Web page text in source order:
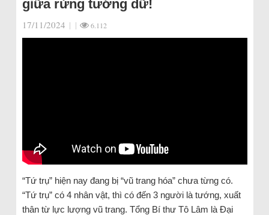
giữa rừng tướng dữ!
17/11/2024 | | 6.112
“Tứ trụ” hiện nay đang bị “vũ trang hóa” chưa từng có.
“Tứ trụ” có 4 nhân vật, thì có đến 3 người là tướng, xuất
thân từ lực lượng vũ trang. Tổng Bí thư Tô Lâm là Đại